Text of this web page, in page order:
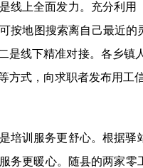
线上全面发力。充分利
按地图搜索离自己最近
是线下精准对接。各乡
方式，向求职者发布用工
培训服务更舒心。根据
务更暖心。随县的两家